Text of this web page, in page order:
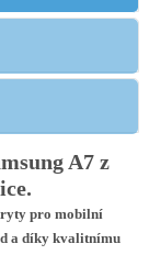
A7 z
pro mobilní
a díky kvalitnímu